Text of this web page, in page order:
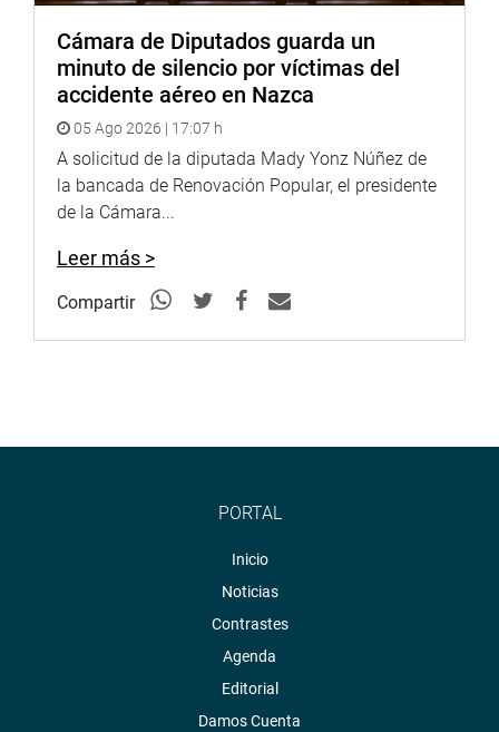
Cámara de Diputados guarda un
minuto de silencio por víctimas del
accidente aéreo en Nazca
05 Ago 2026 | 17:07 h
A solicitud de la diputada Mady Yonz Núñez de
la bancada de Renovación Popular, el presidente
de la Cámara...
Leer más >
Compartir
PORTAL
Inicio
Noticias
Contrastes
Agenda
Editorial
Damos Cuenta